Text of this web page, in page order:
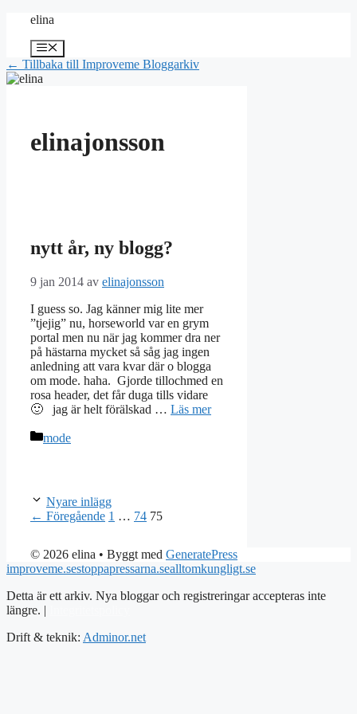
Hoppa
innehåll
elina
Meny
← Tillbaka till Improveme Bloggarkiv
elinajonsson
nytt år, ny blogg?
9 jan 2014 av elinajonsson
I guess so. Jag känner mig lite mer
”tjejig” nu, horseworld var en grym
portal men nu när jag kommer dra ner
på hästarna mycket så såg jag ingen
anledning att vara kvar där o blogga
om mode. haha. Gjorde tillochmed en
rosa header, det får duga tills vidare
🙂 jag är helt förälskad … Läs mer
Kategorier
mode
Nyare inlägg
← Föregående Sida
1 … Sida
74 Sida
75
© 2026 elina • Byggt med GeneratePress
improveme.sestoppapressarna.sealltomkungligt.se
Detta är ett arkiv. Nya bloggar och registreringar accepteras inte
längre. |
Drift & teknik: Adminor.net